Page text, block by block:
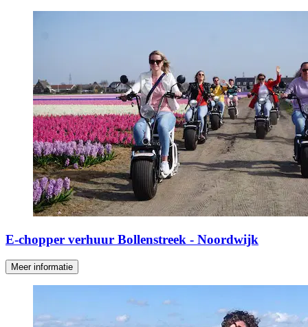
E-chopper verhuur Bollenstreek - Noordwijk
Meer informatie